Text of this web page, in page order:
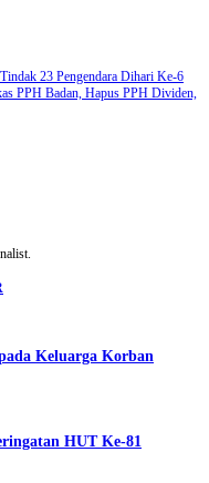
23 Pengendara Dihari Ke-6
PPH Badan, Hapus PPH Dividen,
Keluarga Korban
HUT Ke-81